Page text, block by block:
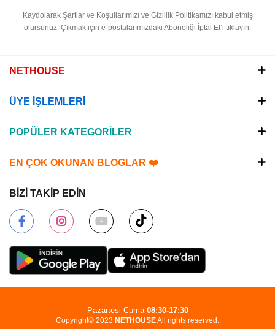
Kaydolarak Şartlar ve Koşullarımızı ve Gizlilik Politikamızı kabul etmiş
olursunuz. Çıkmak için e-postalarımızdaki Aboneliği İptal Et’i tıklayın.
NETHOUSE
ÜYE İŞLEMLERİ
POPÜLER KATEGORİLER
EN ÇOK OKUNAN BLOGLAR ❤️
BİZİ TAKİP EDİN
Copyright© 2023 NETHOUSEAll rights reserved.
Pazartesi-Cuma 08:30-17:30